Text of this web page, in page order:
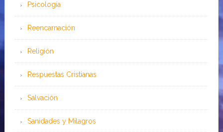
Psicología
Reencarnación
Religión
Respuestas Cristianas
Salvación
Sanidades y Milagros